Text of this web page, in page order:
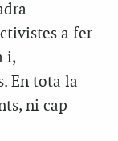
a fer
i,
En tota la
ni cap